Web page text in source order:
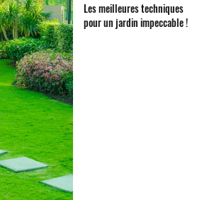
Les meilleures techniques
pour un jardin impeccable !